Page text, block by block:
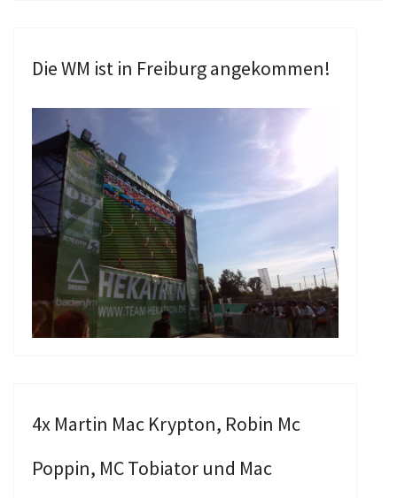
Die WM ist in Freiburg angekommen!
4x Martin Mac Krypton, Robin Mc
Poppin, MC Tobiator und Mac